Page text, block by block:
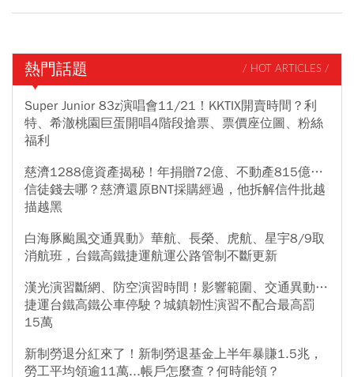
熱門話題 / HOT ARTICLES /
Super Junior 83z演唱會11/21！KKTIX開賣時間？利
特、希澈桃園巨蛋開唱4階段搶票、票價座位圖、粉絲
福利
慈濟1288億資產揭秘！年捐贈72億、不動產815億…
信徒錢去哪？慈濟還原BNT採購經過，他拆解信件批越
描越黑
白海豚颱風交通異動》華航、長榮、虎航、星宇8/9取
消航班，台鐵高鐵捷運航運公路管制不斷更新
漢光演習斷網、防空演習時間！影響範圍、交通異動…
捷運台鐵高鐵公車停駛？城鎮韌性演習不配合最高罰
15萬
新制勞退分紅來了！新制勞退基金上半年暴賺1.5兆，
勞工平均領逾11萬...帳戶怎麼查？何時能領？